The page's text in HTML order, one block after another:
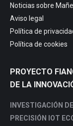
new
window
new
windowwindow
Noticias sobre
Aviso legal
Política de
Política de cookies
PROYECTO
DE LA
INVESTIGACIÓN
PRECISIÓN IOT